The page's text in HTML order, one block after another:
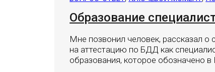
Образование
Мне позвонил человек, рассказал
на аттестацию по БДД как
образования, которое обозначено